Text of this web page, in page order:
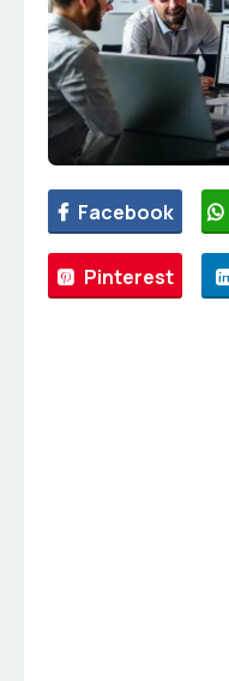
Facebook
Pinterest